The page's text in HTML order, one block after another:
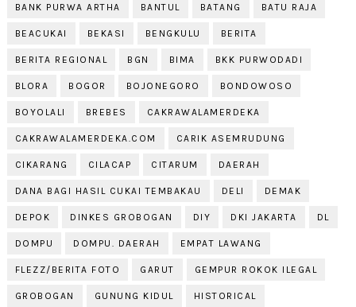
BANK PURWA ARTHA BANTUL BATANG BATU RAJA
BEACUKAI BEKASI BENGKULU BERITA
BERITA REGIONAL BGN BIMA BKK PURWODADI
BLORA BOGOR BOJONEGORO BONDOWOSO
BOYOLALI BREBES CAKRAWALAMERDEKA
CAKRAWALAMERDEKA.COM CARIK ASEMRUDUNG
CIKARANG CILACAP CITARUM DAERAH
DANA BAGI HASIL CUKAI TEMBAKAU DELI DEMAK
DEPOK DINKES GROBOGAN DIY DKI JAKARTA DL
DOMPU DOMPU. DAERAH EMPAT LAWANG
FLEZZ/BERITA FOTO GARUT GEMPUR ROKOK ILEGAL
GROBOGAN GUNUNG KIDUL HISTORICAL